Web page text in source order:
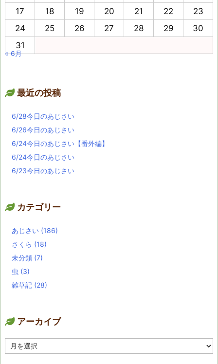
17
18 19 20 21 22
23
24
25 26 27 28 29
30
31
« 6月
最近の投稿
6/28今日のあじさい
6/26今日のあじさい
6/24今日のあじさい【番外編】
6/24今日のあじさい
6/23今日のあじさい
カテゴリー
あじさい (186)
さくら (18)
未分類 (7)
虫 (3)
雑草記 (28)
アーカイブ
ー